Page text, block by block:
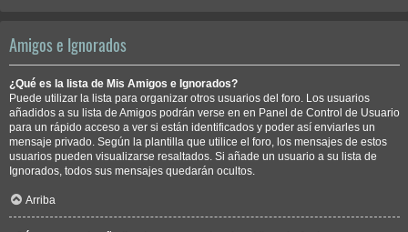
Amigos e Ignorados
¿Qué es la lista de Mis Amigos e Ignorados?
Puede utilizar la lista para organizar otros usuarios del foro. Los usuarios
añadidos a su lista de Amigos podrán verse en en Panel de Control de Usuario
para un rápido acceso a ver si están identificados y poder así enviarles un
mensaje privado. Según la plantilla que utilice el foro, los mensajes de estos
usuarios pueden visualizarse resaltados. Si añade un usuario a su lista de
Ignorados, todos sus mensajes quedarán ocultos.
Arriba